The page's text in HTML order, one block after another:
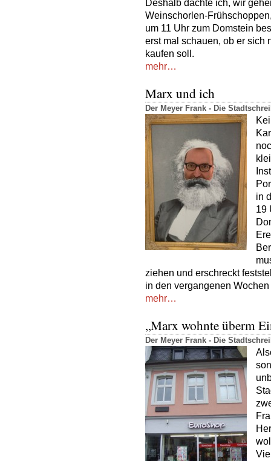
Deshalb dachte ich, wir
Weinschorlen-
um 11 Uhr zum Domstein
erst mal schauen, ob er sich
kaufen soll.
mehr…
Marx und ich
Der Meyer Frank - Die
in
19
ziehen und erschreckt
in den vergangenen
mehr…
„Marx wohnte überm
Der Meyer Frank - Die